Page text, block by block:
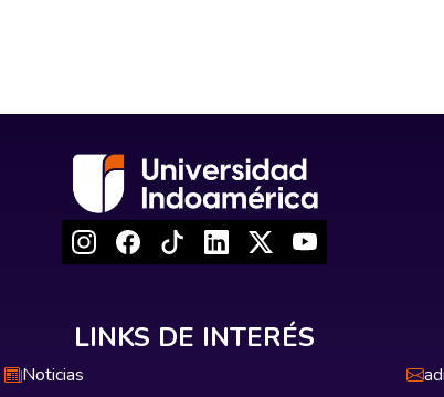
LINKS DE INTERÉS
Noticias